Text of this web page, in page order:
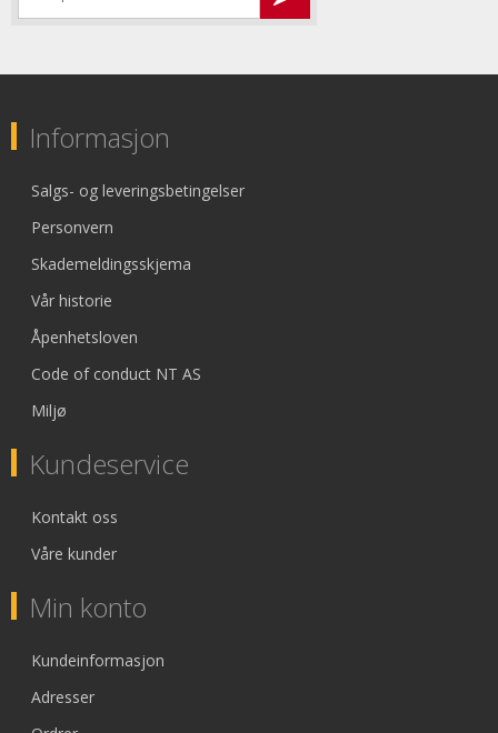
Informasjon
Salgs- og leveringsbetingelser
Personvern
Skademeldingsskjema
Vår historie
Åpenhetsloven
Code of conduct NT AS
Miljø
Kundeservice
Kontakt oss
Våre kunder
Min konto
Kundeinformasjon
Adresser